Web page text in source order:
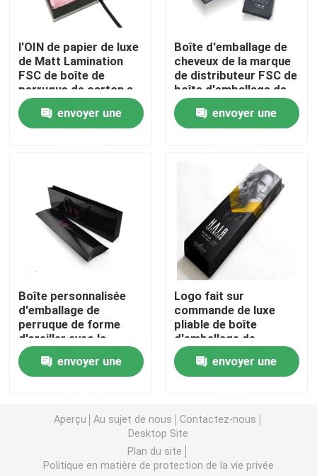
Nous contacter
Demandez un devis
impression de la boîte de empaquetage
Boîte de empaquetage cosmétique
Emballage des aliments
Impression Softcover de livre
Boîtes de empaquetage de chaussure
Caisses d'emballage d'habillement
Boîte d'emballage de perruque
l'OIN de papier de luxe
de Matt Lamination
FSC de boîte de
perruque de carton a
délivré un certificat
envoyer une
Boîte d'emballage de
cheveux de la marque
de distributeur FSC de
boîte d'emballage de
perruque d'OEM
envoyer une
Boîte personnalisée
d'emballage de
perruque de forme
d'oreiller avec la
poignée
envoyer une
Logo fait sur
commande de luxe
pliable de boîte
d'emballage de
perruque de carton
envoyer une
Aperçu Au sujet de nous
Contactez-nous
Desktop Site
Plan du site
Politique en matière de protection de la vie privée